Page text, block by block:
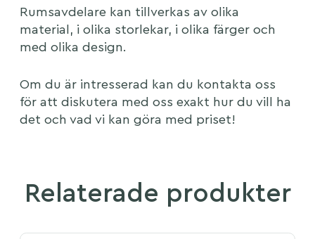
Rumsavdelare kan tillverkas av olika
material, i olika storlekar, i olika färger och
med olika design.
Om du är intresserad kan du kontakta oss
för att diskutera med oss exakt hur du vill ha
det och vad vi kan göra med priset!
Relaterade produkter